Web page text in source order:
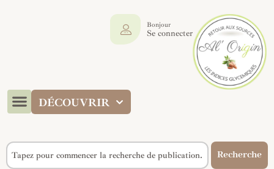
DÉCOUVRIR
Bonjour
Se connecter
Recherche